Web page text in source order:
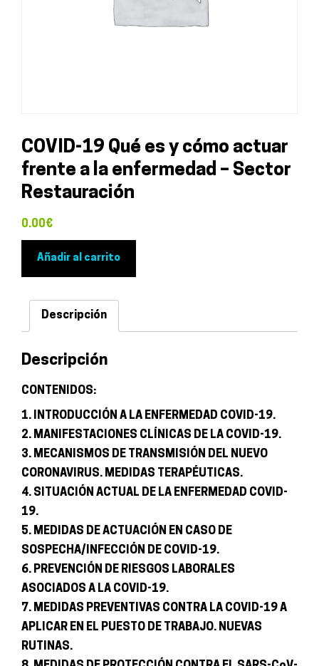
COVID-19 Qué es y cómo actuar
frente a la enfermedad – Sector
Restauración
0.00€
actuar
frente
la
enfermedad
-
Sector
Restauración
cantidad
Añadir al carrito
Descripción
Descripción
CONTENIDOS:
1. INTRODUCCIÓN A LA ENFERMEDAD COVID-19.
2. MANIFESTACIONES CLÍNICAS DE LA COVID-19.
3. MECANISMOS DE TRANSMISIÓN DEL NUEVO
CORONAVIRUS. MEDIDAS TERAPÉUTICAS.
4. SITUACIÓN ACTUAL DE LA ENFERMEDAD COVID-
19.
5. MEDIDAS DE ACTUACIÓN EN CASO DE
SOSPECHA/INFECCIÓN DE COVID-19.
6. PREVENCIÓN DE RIESGOS LABORALES
ASOCIADOS A LA COVID-19.
7. MEDIDAS PREVENTIVAS CONTRA LA COVID-19 A
APLICAR EN EL PUESTO DE TRABAJO. NUEVAS
RUTINAS.